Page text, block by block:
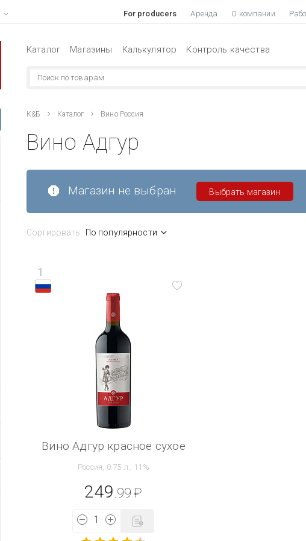
For producers Аренда О компании
Каталог Магазины Калькулятор Контроль качества
К&Б Каталог Вино Россия
Вино Адгур
Магазин не выбран Выбрать магазин
Сортировать: По популярности
1
Вино Адгур красное сухое
Россия, 0.75 л., 11%
249 .99 ₽